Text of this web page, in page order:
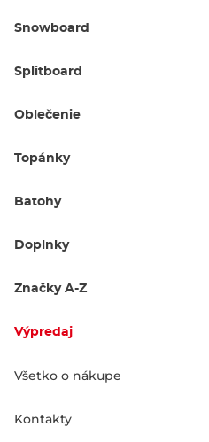
Snowboard
Splitboard
Oblečenie
Topánky
Batohy
Doplnky
Značky A-Z
Výpredaj
Všetko o nákupe
Kontakty
Zoradiť podľa:
Voice Light